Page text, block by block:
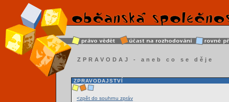
ZPRAVODAJ - aneb co se děje
ZPRAVODAJSTVÍ
<zpět do souhrnu zpráv